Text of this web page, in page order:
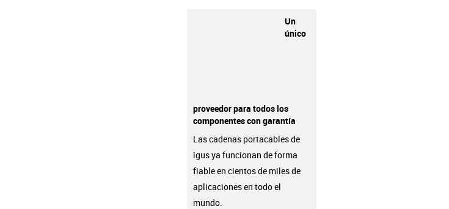
Un
único
proveedor para todos los
componentes con garantía
Las cadenas portacables de
igus ya funcionan de forma
fiable en cientos de miles de
aplicaciones en todo el
mundo.